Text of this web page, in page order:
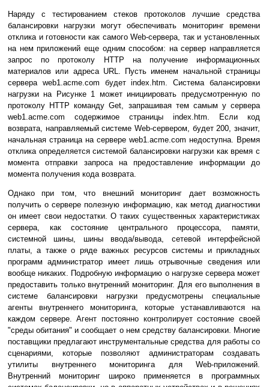
Наряду с тестированием стеков протоколов лучшие средства
балансировки нагрузки могут обеспечивать мониторинг времени
отклика и готовности как самого Web-сервера, так и установленных
на нем приложений еще одним способом: на сервер направляется
запрос по протоколу HTTP на получение информационных
материалов или адреса URL. Пусть именем начальной страницы
сервера web1.acme.com будет index.htm. Система балансировки
нагрузки на Рисунке 1 может инициировать предусмотренную по
протоколу HTTP команду Get, запрашивая тем самым у сервера
web1.acme.com содержимое страницы index.htm. Если код
возврата, направляемый системе Web-сервером, будет 200, значит,
начальная страница на сервере web1.acme.com недоступна. Время
отклика определяется системой балансировки нагрузки как время с
момента отправки запроса на предоставление информации до
момента получения кода возврата.
Однако при том, что внешний мониторинг дает возможность
получить о сервере полезную информацию, как метод диагностики
он имеет свои недостатки. О таких существенных характеристиках
сервера, как состояние центрального процессора, памяти,
системной шины, шины ввода/вывода, сетевой интерфейсной
платы, а также о ряде важных ресурсов системы и прикладных
программ администратор имеет лишь отрывочные сведения или
вообще никаких. Подробную информацию о нагрузке сервера может
предоставить только внутренний мониторинг. Для его выполнения в
системе балансировки нагрузки предусмотрены специальные
агенты внутреннего мониторинга, которые устанавливаются на
каждом сервере. Агент постоянно контролирует состояние своей
"среды обитания" и сообщает о нем средству балансировки. Многие
поставщики предлагают инструментальные средства для работы со
сценариями, которые позволяют администраторам создавать
утилиты внутреннего мониторинга для Web-приложений.
Внутренний мониторинг широко применяется в программных